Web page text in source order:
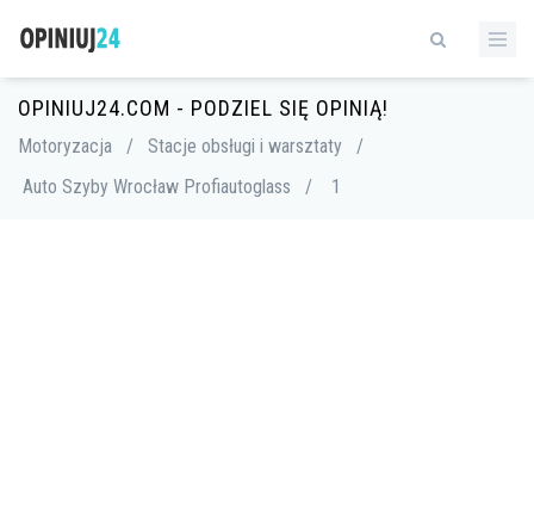
OPINIUJ24.COM - PODZIEL SIĘ OPINIĄ!
Motoryzacja / Stacje obsługi i warsztaty
/
Auto Szyby Wrocław Profiautoglass
/ 1